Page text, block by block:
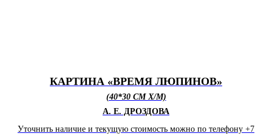
КАРТИНА «ВРЕМЯ ЛЮПИНОВ»
(40*30 СМ X/M)
А. Е. ДРОЗДОВА
Уточнить наличие и текущую стоимость можно по телефону +7